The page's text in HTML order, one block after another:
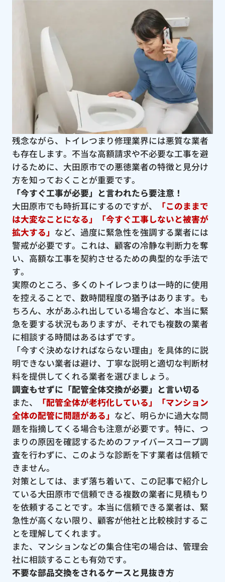
残念ながら、トイレつまり修理業界には悪質な業者
も存在します。不当な高額請求や不必要な工事を避
けるために、大田原市での悪徳業者の特徴と見分け
方を知っておくことが重要です。
「今すぐ工事が必要」と言われたら要注意！
大田原市でも時折耳にするのですが、
「このままで
は大変なことになる」「今すぐ工事しないと被害が
拡大する」 など、過度に緊急性を強調する業者には
警戒が必要です。これは、顧客の冷静な判断力を奪
い、高額な工事を契約させるための典型的な手法で
す。
実際のところ、多くのトイレつまりは一時的に使用
を控えることで、数時間程度の猶予はあります。も
ちろん、水があふれ出している場合など、本当に緊
急を要する状況もありますが、それでも複数の業者
に相談する時間はあるはずです。
「今すぐ決めなければならない理由」を具体的に説
明できない業者は避け、丁寧な説明と適切な判断材
料を提供してくれる業者を選びましょう。
調査もせずに「配管全体交換が必要」と言い切る
また、
「配管全体が老朽化している」「マンション
全体の配管に問題がある」 など、明らかに過大な問
題を指摘してくる場合も注意が必要です。特に、つ
まりの原因を確認するためのファイバースコープ調
査を行わずに、このような診断を下す業者は信頼で
きません。
対策としては、まず落ち着いて、この記事で紹介し
ている大田原市で信頼できる複数の業者に見積もり
を依頼することです。本当に信頼できる業者は、緊
急性が高くない限り、顧客が他社と比較検討するこ
とを理解してくれます。
また、マンションなどの集合住宅の場合は、管理会
社に相談することも有効です。
不要な部品交換をされるケースと見抜き方